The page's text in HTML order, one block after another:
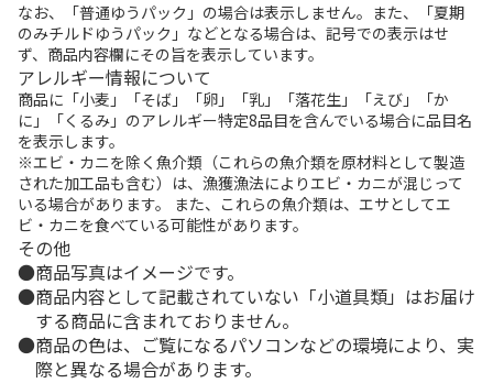
なお、「普通ゆうパック」の場合は表示しません。また、「夏期
のみチルドゆうパック」などとなる場合は、記号での表示はせ
ず、商品内容欄にその旨を表示しています。
アレルギー情報について
商品に「小麦」「そば」「卵」「乳」「落花生」「えび」「か
に」「くるみ」のアレルギー特定8品目を含んでいる場合に品目名
を表示します。
※エビ・カニを除く魚介類（これらの魚介類を原材料として製造
された加工品も含む）は、漁獲漁法によりエビ・カニが混じって
いる場合があります。 また、これらの魚介類は、エサとしてエ
ビ・カニを食べている可能性があります。
その他
商品写真はイメージです。
商品内容として記載されていない「小道具類」はお届け
する商品に含まれておりません。
商品の色は、ご覧になるパソコンなどの環境により、実
際と異なる場合があります。